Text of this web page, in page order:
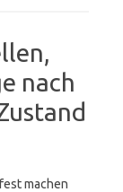
nach
machen